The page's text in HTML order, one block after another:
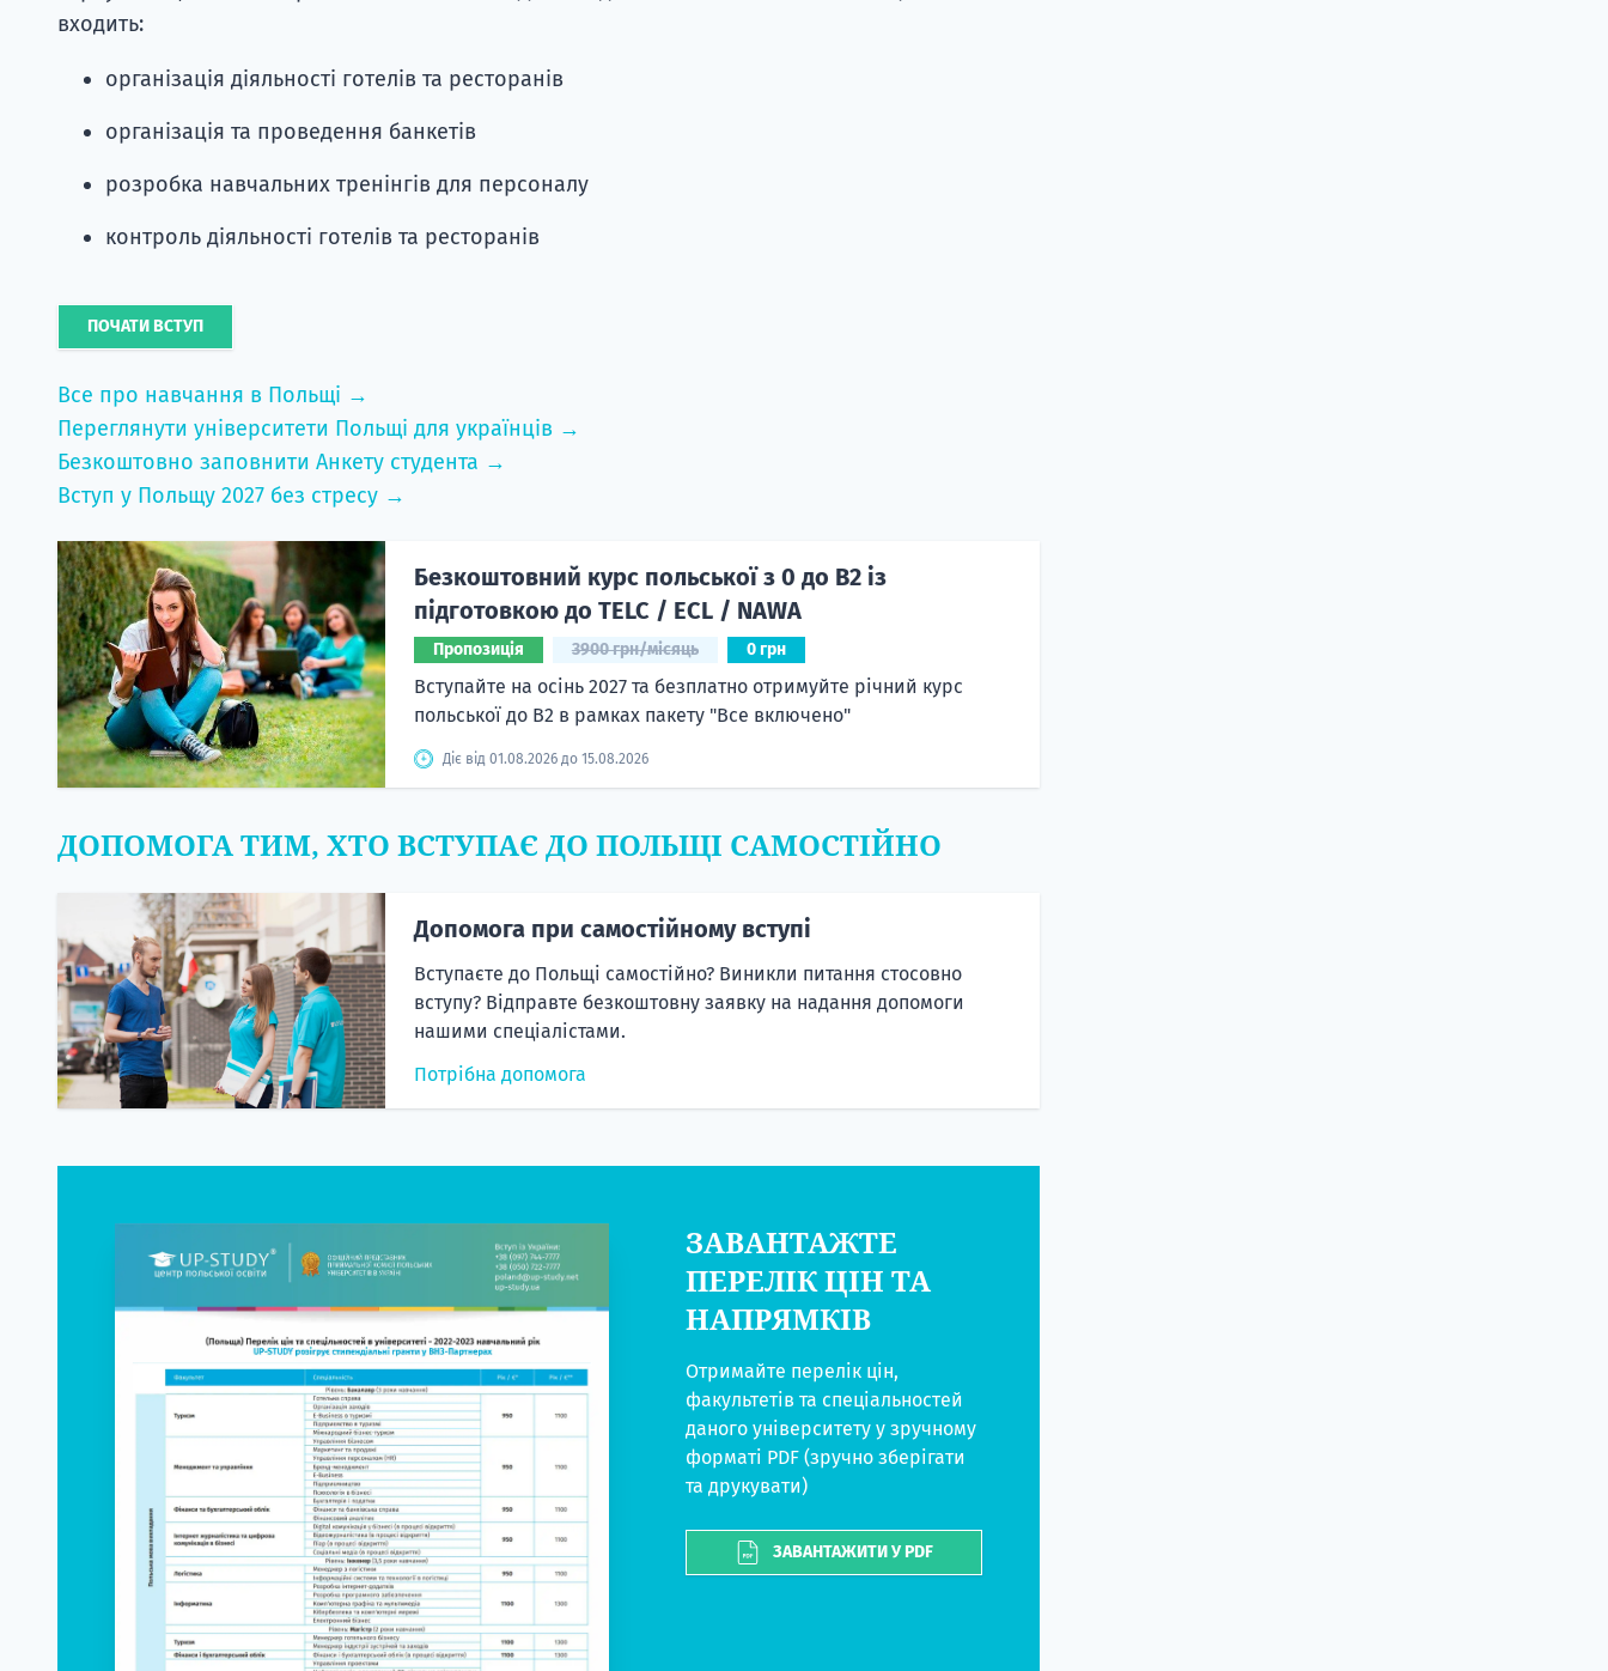
входить:
організація діяльності готелів та ресторанів
організація та проведення банкетів
розробка навчальних тренінгів для персоналу
контроль діяльності готелів та ресторанів
ПОЧАТИ ВСТУП
Все про навчання в Польщі →
Переглянути університети Польщі для українців →
Безкоштовно заповнити Анкету студента →
Вступ у Польщу 2027 без стресу →
Безкоштовний курс польської з 0 до B2 із
підготовкою до TELC / ECL / NAWA
Пропозиція 3900 грн/місяць 0 грн
Вступайте на осінь 2027 та безплатно отримуйте річний курс
польської до B2 в рамках пакету "Все включено"
Діє від 01.08.2026 до 15.08.2026
ДОПОМОГА ТИМ, ХТО ВСТУПАЄ ДО ПОЛЬЩІ САМОСТІЙНО
Допомога при самостійному вступі
Вступаєте до Польщі самостійно? Виникли питання стосовно
вступу? Відправте безкоштовну заявку на надання допомоги
нашими спеціалістами.
Потрібна допомога
ЗАВАНТАЖТЕ
ПЕРЕЛІК ЦІН ТА
НАПРЯМКІВ
Отримайте перелік цін,
факультетів та спеціальностей
даного університету у зручному
форматі PDF (зручно зберігати
та друкувати)
ЗАВАНТАЖИТИ У PDF